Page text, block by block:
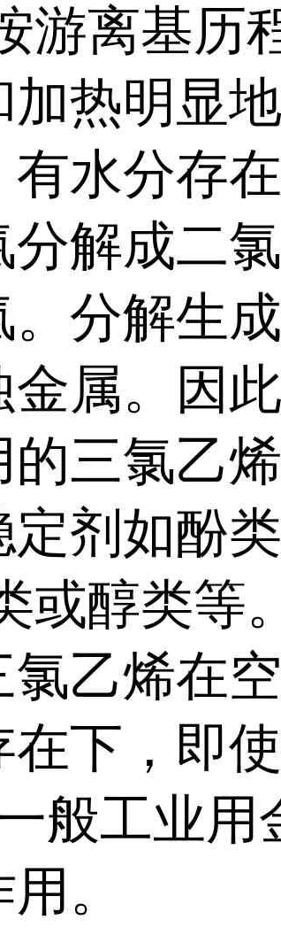
游离基历
热明显
有水分存
解成二
分解生
属。因
的三氯乙
定剂如酚类
或醇类等
乙烯在
下，即
般工业用
。